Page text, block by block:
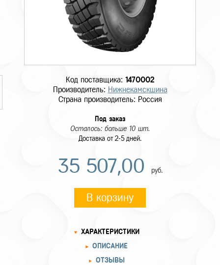
Код поставщика: 1470002
Производитель: Нижнекамскшина
Страна производитель: Россия
Под заказ
Осталось: больше 10 шт.
Доставка от 2-5 дней.
35 507,00 руб.
В корзину